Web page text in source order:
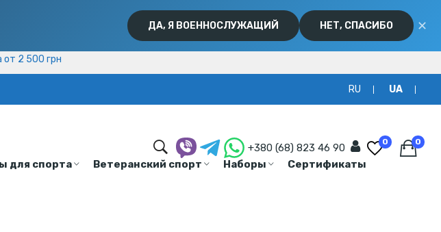
ДА, Я ВОЕННОСЛУЖАЩИЙ НЕТ, СПАСИБО ✕
от 2 500 грн
от 2 500 грн
RU UA
для спорта Ветеранский спорт Наборы
Сертификаты
+380 (68) 823 46 90 0 0